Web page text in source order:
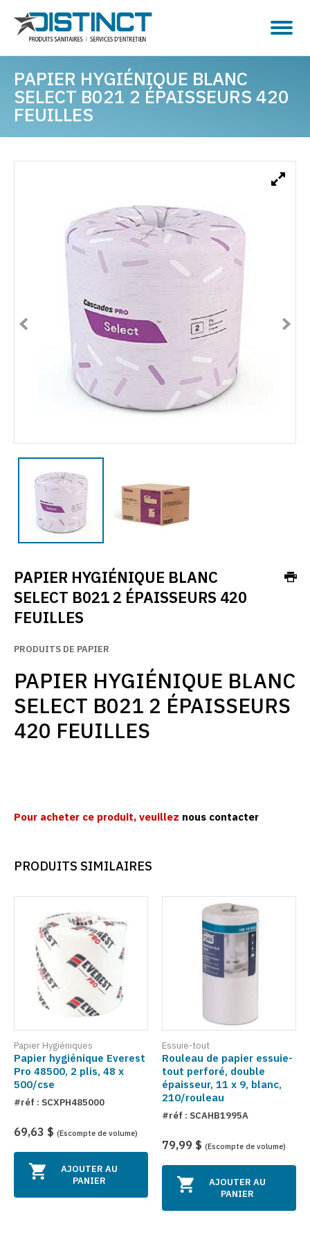
PAPIER HYGIÉNIQUE BLANC
SELECT B021 2 ÉPAISSEURS 420
FEUILLES
PAPIER HYGIÉNIQUE BLANC
SELECT B021 2 ÉPAISSEURS 420
FEUILLES
PRODUITS DE PAPIER
PAPIER HYGIÉNIQUE BLANC
SELECT B021 2 ÉPAISSEURS
420 FEUILLES
Pour acheter ce produit, veuillez nous contacter
PRODUITS SIMILAIRES
Papier Hygiéniques
Papier hygiénique Everest
Pro 48500, 2 plis, 48 x
500/cse
#réf : SCXPH485000
69,63 $ (Escompte de volume)
AJOUTER AU
PANIER
Essuie-tout
Rouleau de papier essuie-
tout perforé, double
épaisseur, 11 x 9, blanc,
210/rouleau
#réf : SCAHB1995A
79,99 $ (Escompte de volume)
AJOUTER AU
PANIER